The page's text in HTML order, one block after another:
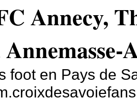
Annecy,
foot en Pays de